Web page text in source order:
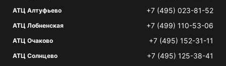
АТЦ Алтуфьево +7 (495) 023-81-52
АТЦ Лобненская +7 (499) 110-53-06
АТЦ Очаково +7 (495) 152-31-11
АТЦ Солнцево +7 (495) 125-38-41